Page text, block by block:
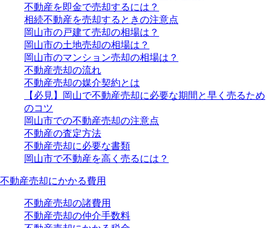
不動産を即金で売却するには？
相続不動産を売却するときの注意点
岡山市の戸建て売却の相場は？
岡山市の土地売却の相場は？
岡山市のマンション売却の相場は？
不動産売却の流れ
不動産売却の媒介契約とは
【必見】岡山で不動産売却に必要な期間と早く売るため
のコツ
岡山市での不動産売却の注意点
不動産の査定方法
不動産売却に必要な書類
岡山市で不動産を高く売るには？
不動産売却にかかる費用
不動産売却の諸費用
不動産売却の仲介手数料